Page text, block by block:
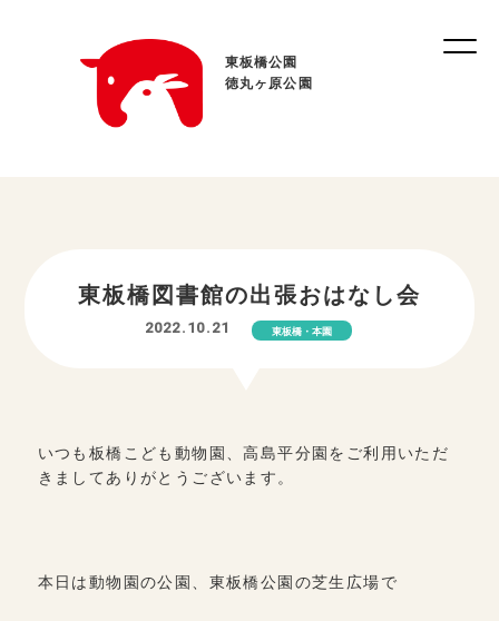
東板橋公園
徳丸ヶ原公園
東板橋図書館の出張おはなし会
2022.10.21 東板橋・本園
いつも板橋こども動物園、高島平分園をご利用いただ
きましてありがとうございます。
本日は動物園の公園、東板橋公園の芝生広場で